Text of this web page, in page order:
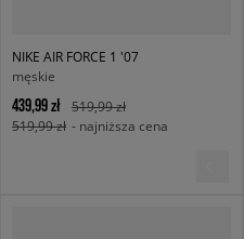
NIKE AIR FORCE 1 '07
męskie
439,99 zł
519,99 zł
519,99 zł - najniższa cena